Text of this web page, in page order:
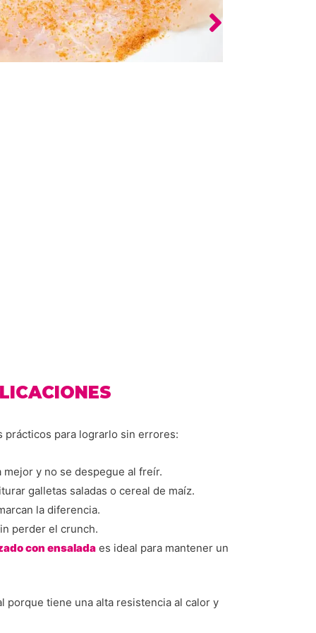
prácticos para lograrlo sin errores:
mejor y no se despegue al freír.
galletas saladas o cereal de maíz.
la diferencia.
perder el crunch.
con ensaladaes ideal para mantener un
porque tiene una alta resistencia al calor y